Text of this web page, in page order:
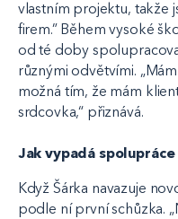
vlastním projektu, takže
firem.” Během vysoké
od té doby
různými odvětvími.
možná tím, že mám
srdcovka,“ přiznává.
Jak vypadá spolupráce
Když Šárka navazuje
podle ní první schůzka.